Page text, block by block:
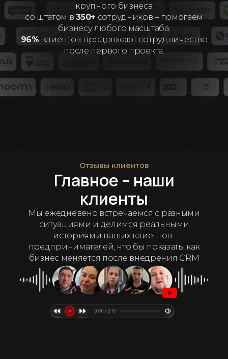
крупного бизнеса
со штатом в350+ сотрудников – помогаем
бизнесу любого масштаба.
96% клиентов продолжают сотрудничество
после первого проекта.
Отзывы клиентов
Главное – наши
клиенты
Мы ежедневено встречаемся с разными
ситуациями и делимся реальными
историями наших клиентов-
предпринимателей, что бы показать, как
бизнес меняется после внедрения CRM